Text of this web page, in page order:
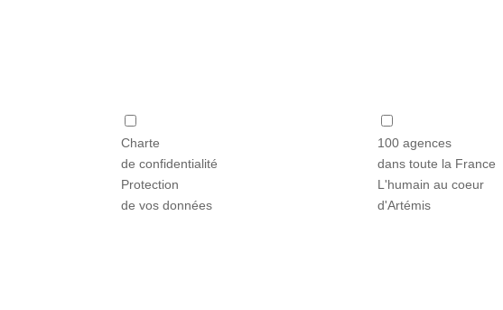
Charte
de confidentialité
Protection
de vos données
100 agences
dans toute la France
L'humain au coeur
d'Artémis